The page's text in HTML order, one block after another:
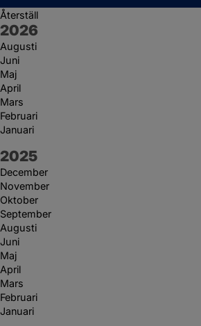
Återställ
År:
2026
Augusti
Juni
Maj
April
Mars
Februari
Januari
År:
2025
December
November
Oktober
September
Augusti
Juni
Maj
April
Mars
Februari
Januari